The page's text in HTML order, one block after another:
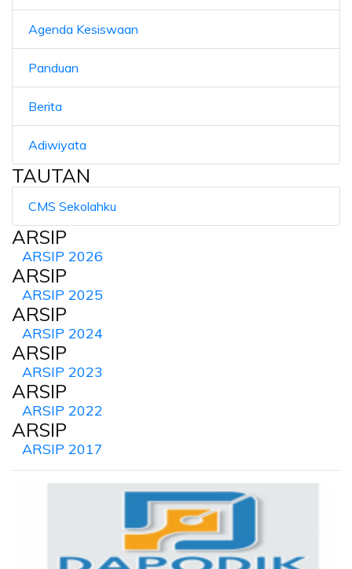
Agenda Kesiswaan
Panduan
Berita
Adiwiyata
TAUTAN
CMS Sekolahku
ARSIP
ARSIP 2026
ARSIP
ARSIP 2025
ARSIP
ARSIP 2024
ARSIP
ARSIP 2023
ARSIP
ARSIP 2022
ARSIP
ARSIP 2017